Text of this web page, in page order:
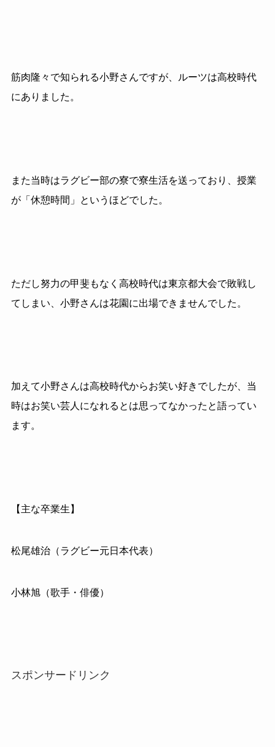
筋肉隆々で知られる小野さんですが、ルーツは高校時代
にありました。
また当時はラグビー部の寮で寮生活を送っており、授業
が「休憩時間」というほどでした。
ただし努力の甲斐もなく高校時代は東京都大会で敗戦し
てしまい、小野さんは花園に出場できませんでした。
加えて小野さんは高校時代からお笑い好きでしたが、当
時はお笑い芸人になれるとは思ってなかったと語ってい
ます。
【主な卒業生】
松尾雄治（ラグビー元日本代表）
小林旭（歌手・俳優）
スポンサードリンク